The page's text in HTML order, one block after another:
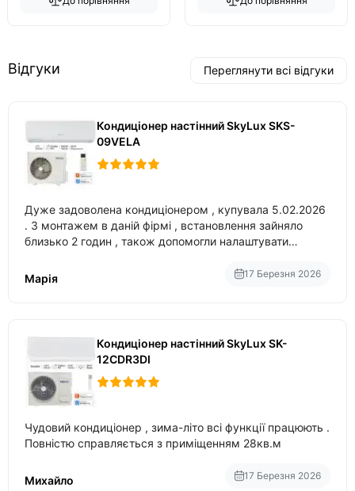
Відгуки Переглянути всі відгуки
Кондиціонер настінний SkyLux SKS-
09VELA
Дуже задоволена кондиціонером , купувала 5.02.2026
. З монтажем в даній фірмі , встановлення зайняло
близько 2 годин , також допомогли налаштувати
Марія
17 Березня 2026
Кондиціонер настінний SkyLux SK-
12CDR3DI
Чудовий кондиціонер , зима-літо всі функції працюють .
Повністю справляється з приміщенням 28кв.м
Михайло 17 Березня 2026